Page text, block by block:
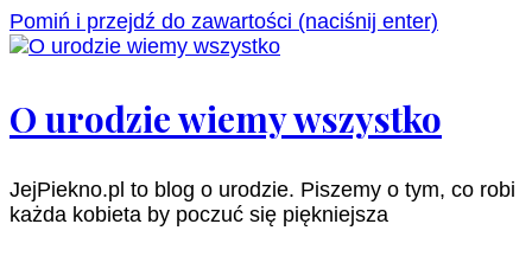
Pomiń i przejdź do zawartości (naciśnij enter)
O urodzie wiemy wszystko
JejPiekno.pl to blog o urodzie. Piszemy o tym, co robi
każda kobieta by poczuć się piękniejsza